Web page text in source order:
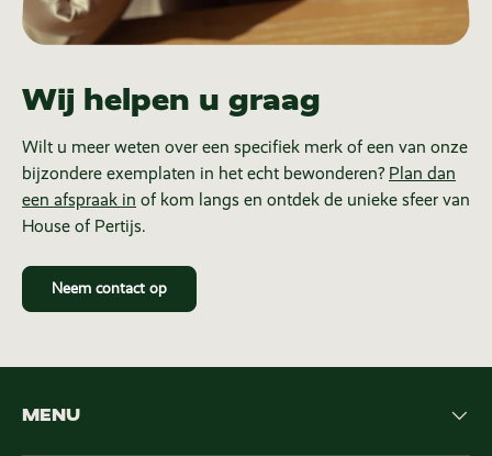
Wij helpen u graag
Wilt u meer weten over een specifiek merk of een van onze
bijzondere exemplaten in het echt bewonderen? Plan dan
een afspraak in of kom langs en ontdek de unieke sfeer van
House of Pertijs.
Neem contact op
MENU